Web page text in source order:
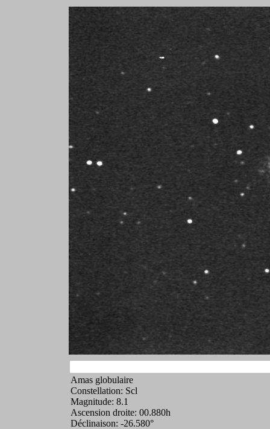
Amas globulaire
Constellation: Scl
Magnitude: 8.1
Ascension droite: 00.880h
Déclinaison: -26.580°